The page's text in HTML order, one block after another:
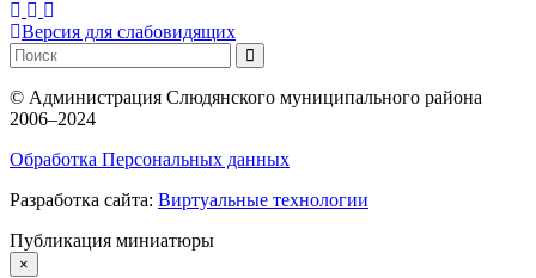
Версия для слабовидящих
© Администрация Слюдянского муниципального района
2006–2024
Обработка Персональных данных
Разработка сайта: Виртуальные технологии
Публикация миниатюры
×